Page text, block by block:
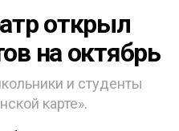
открыл
на октябрь
и студенты
карте».